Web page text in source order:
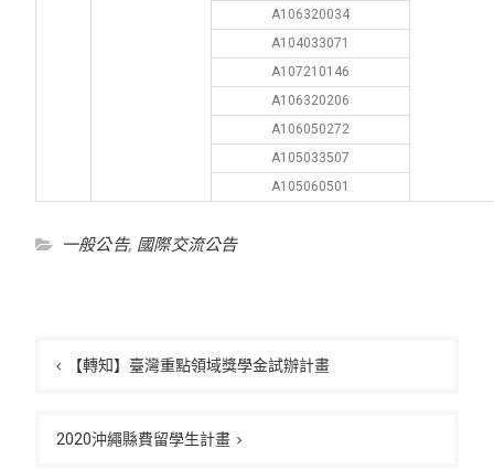
A106320034
A104033071
A107210146
A106320206
A106050272
A105033507
A105060501
一般公告, 國際交流公告
章
覽
【轉知】臺灣重點領域獎學金試辦計畫
2020沖繩縣費留學生計畫